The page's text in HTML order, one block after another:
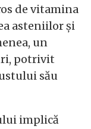
de vitamina
asteniilor și
un
potrivit
său
implică